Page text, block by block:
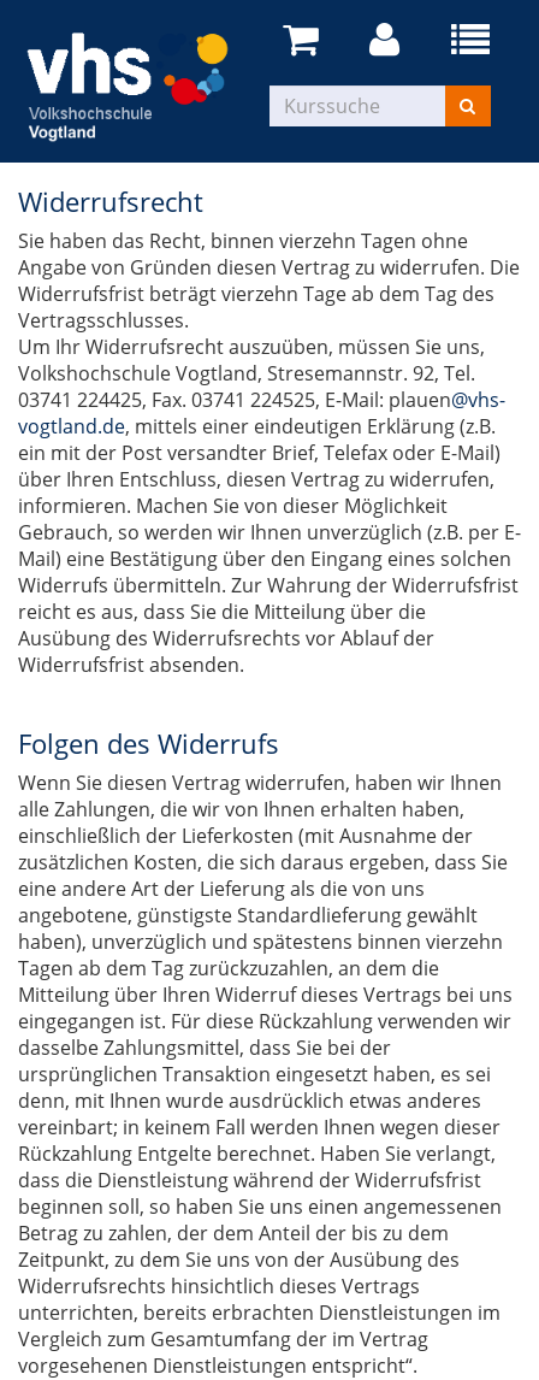
Widerrufsrecht
Sie haben das Recht, binnen vierzehn Tagen ohne
Angabe von Gründen diesen Vertrag zu widerrufen. Die
Widerrufsfrist beträgt vierzehn Tage ab dem Tag des
Vertragsschlusses.
Um Ihr Widerrufsrecht auszuüben, müssen Sie uns,
Volkshochschule Vogtland, Stresemannstr. 92, Tel.
03741 224425, Fax. 03741 224525, E-Mail: plauen@vhs-
vogtland.de, mittels einer eindeutigen Erklärung (z.B.
ein mit der Post versandter Brief, Telefax oder E-Mail)
über Ihren Entschluss, diesen Vertrag zu widerrufen,
informieren. Machen Sie von dieser Möglichkeit
Gebrauch, so werden wir Ihnen unverzüglich (z.B. per E-
Mail) eine Bestätigung über den Eingang eines solchen
Widerrufs übermitteln. Zur Wahrung der Widerrufsfrist
reicht es aus, dass Sie die Mitteilung über die
Ausübung des Widerrufsrechts vor Ablauf der
Widerrufsfrist absenden.
Folgen des Widerrufs
Wenn Sie diesen Vertrag widerrufen, haben wir Ihnen
alle Zahlungen, die wir von Ihnen erhalten haben,
einschließlich der Lieferkosten (mit Ausnahme der
zusätzlichen Kosten, die sich daraus ergeben, dass Sie
eine andere Art der Lieferung als die von uns
angebotene, günstigste Standardlieferung gewählt
haben), unverzüglich und spätestens binnen vierzehn
Tagen ab dem Tag zurückzuzahlen, an dem die
Mitteilung über Ihren Widerruf dieses Vertrags bei uns
eingegangen ist. Für diese Rückzahlung verwenden wir
dasselbe Zahlungsmittel, dass Sie bei der
ursprünglichen Transaktion eingesetzt haben, es sei
denn, mit Ihnen wurde ausdrücklich etwas anderes
vereinbart; in keinem Fall werden Ihnen wegen dieser
Rückzahlung Entgelte berechnet. Haben Sie verlangt,
dass die Dienstleistung während der Widerrufsfrist
beginnen soll, so haben Sie uns einen angemessenen
Betrag zu zahlen, der dem Anteil der bis zu dem
Zeitpunkt, zu dem Sie uns von der Ausübung des
Widerrufsrechts hinsichtlich dieses Vertrags
unterrichten, bereits erbrachten Dienstleistungen im
Vergleich zum Gesamtumfang der im Vertrag
vorgesehenen Dienstleistungen entspricht“.